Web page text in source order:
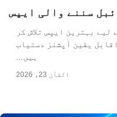
سننے والی ایپس
بہترین ایپس تلاش کر
یقین آپشنز دستیاب
ہیں...
القآن 23، 2026